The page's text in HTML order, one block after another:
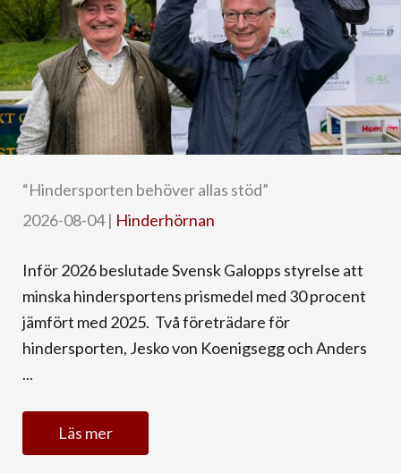
“Hindersporten behöver allas stöd”
2026-08-04| Hinderhörnan
Inför 2026 beslutade Svensk Galopps styrelse att
minska hindersportens prismedel med 30 procent
jämfört med 2025. Två företrädare för
hindersporten, Jesko von Koenigsegg och Anders
...
Läs mer